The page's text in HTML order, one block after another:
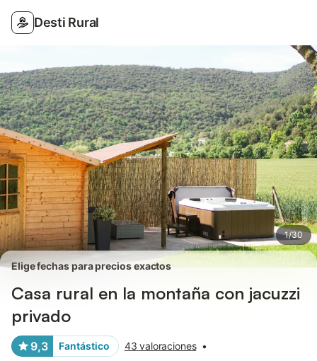
Desti Rural
1/30
Fotos Servicios
Elige fechas para precios exactos
Casa rural en la montaña con jacuzzi
privado
9,3 Fantástico 43 valoraciones •